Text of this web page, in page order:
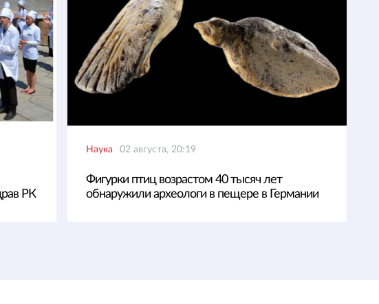
РК
Наука 02 августа, 20:19
Фигурки птиц возрастом 40 тысяч лет
обнаружили археологи в пещере в Германии